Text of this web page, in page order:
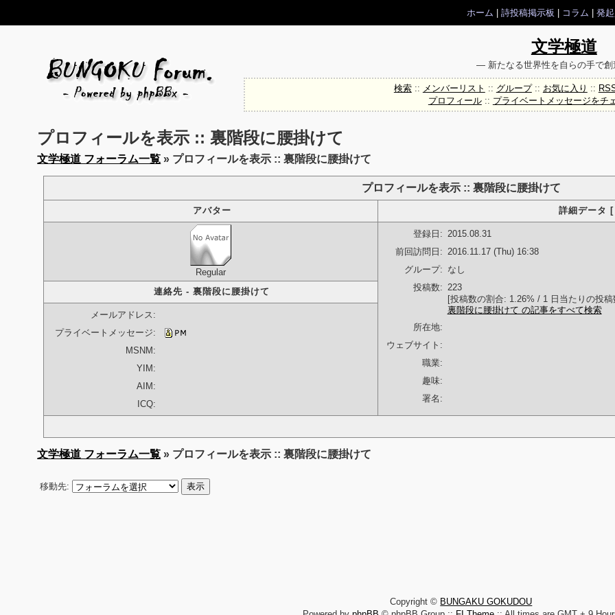
ホーム 詩投稿掲示板 コラム 発
文学極道
― 新たなる世界性を自らの手で
検索:: メンバーリスト :: グループ:: お気に入り ::
プロフィール:: プライベートメッセージをチ
プロフィールを表示 :: 裏階段に腰掛けて
文学極道 フォーラム一覧 » プロフィールを表示 :: 裏階段に腰掛けて
プロフィールを表示 :: 裏階段に腰掛けて
アバター 詳細データ
Regular
登録日: 2015.08.31
前回訪問日: 2016.11.17 (Thu) 16:38
グループ: なし
投稿数: 223
[投稿数の割合: 1.26% / 1 日当たりの投
裏階段に腰掛けて の記事をすべて検索
所在地:
ウェブサイト:
職業:
趣味:
署名:
連絡先 - 裏階段に腰掛けて
メールアドレス:
プライベートメッセージ:
MSNM:
YIM:
AIM:
ICQ:
文学極道 フォーラム一覧 » プロフィールを表示 :: 裏階段に腰掛けて
移動先:
Copyright © BUNGAKU GOKUDOU